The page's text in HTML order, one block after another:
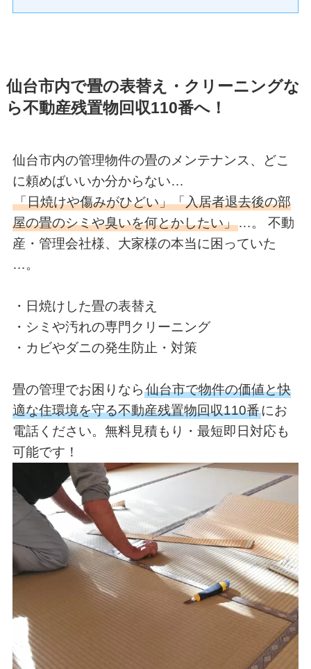
仙台市内で畳の表替え・クリーニングな
ら不動産残置物回収110番へ！
仙台市内の管理物件の畳のメンテナンス、どこ
に頼めばいいか分からない…
「日焼けや傷みがひどい」「入居者退去後の部
屋の畳のシミや臭いを何とかしたい」…。
不動
産・管理会社様、大家様の本当に困っていた
…。
・ 日焼けした畳の表替え
・シミや汚れの専門クリーニング
・カビやダニの発生防止・対策
畳の管理でお困りなら 仙台市で物件の価値と快
適な住環境を守る不動産残置物回収110番にお
電話ください。無料見積もり・最短即日対応も
可能です！